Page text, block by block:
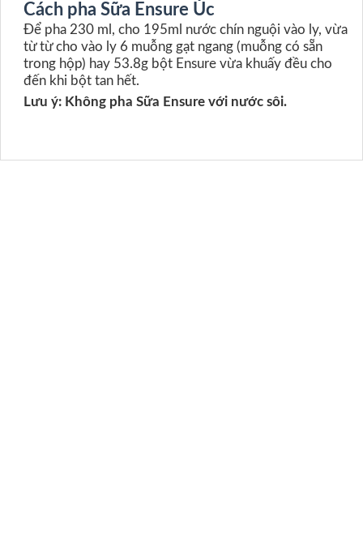
Cách pha Sữa Ensure Úc
Để pha 230 ml, cho 195ml nước chín nguội vào ly, vừa
từ từ cho vào ly 6 muỗng gạt ngang (muỗng có sẵn
trong hộp) hay 53.8g bột Ensure vừa khuấy đều cho
đến khi bột tan hết.
Lưu ý: Không pha Sữa Ensure với nước sôi.